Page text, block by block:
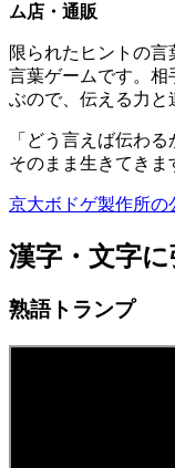
ム店・通販
限られたヒントの
言葉ゲームです。相
ぶので、伝える力と
「どう言えば伝わ
そのまま生きてきま
京大ボドゲ製作所の
漢字・文字
熟語トランプ